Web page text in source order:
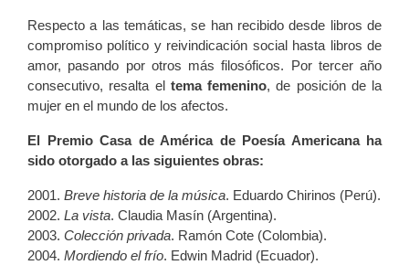
Respecto a las temáticas, se han recibido desde libros de
compromiso político y reivindicación social hasta libros de
amor, pasando por otros más filosóficos. Por tercer año
consecutivo, resalta el tema femenino, de posición de la
mujer en el mundo de los afectos.
El Premio Casa de América de Poesía Americana ha
sido otorgado a las siguientes obras:
2001. Breve historia de la música. Eduardo Chirinos (Perú).
2002. La vista. Claudia Masín (Argentina).
2003. Colección privada. Ramón Cote (Colombia).
2004. Mordiendo el frío. Edwin Madrid (Ecuador).